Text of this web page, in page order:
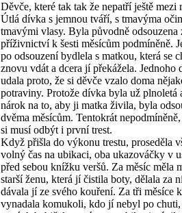
Děvče, které tak tak že nepatří ještě mezi
Útlá dívka s jemnou tváří, s tmavýma
tmavými vlasy. Byla původně odsouzena
příživnictví k šesti měsícům podmíněně.
po odsouzení bydlela s matkou, která se
znovu vdát a dcera jí překážela. Jednoho
udala proto, že si děvče vzalo doma
potraviny. Protože dívka byla už plnoletá
nárok na to, aby ji matka živila, byla
dvěma měsícům. Tentokrát
si musí odbýt i první trest.
Když přišla do výkonu trestu, proseděla
volný čas na ubikaci, oba ukazováčky v
před sebou knížku veršů. Za měsíc měla
starší ženu, která jí čistila boty, dělala za
dávala jí ze svého kouření. Za tři měsíce
vynadala komukoli, kdo jí nebyl po chuti,